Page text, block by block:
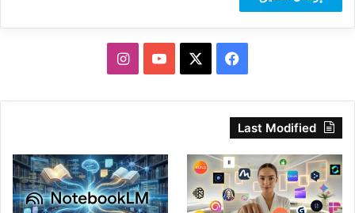
فيسبوك ‫YouTubeانستقرام
Last Modified